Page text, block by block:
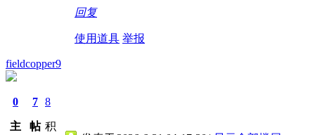
回复
使用道具 举报
fieldcopper9
0
主
7
帖
8
积